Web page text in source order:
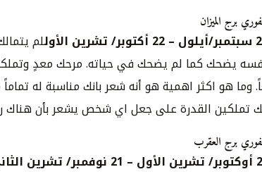
برج الميزان
سبتمبر/أيلول –
22 أكتوبر/تشرين الأوللم
يضحك كما لم يضحك في حياته. مرحك معدٍ
وما هو اكثر اهمية هو أنه شعر بانك مناسبة له
تملكين القدرة على جعل اي شخص يشعر بأن هناك
برج العقرب
أوكتوبر/تشرين الأول –
21 نوفمبر/تشرين